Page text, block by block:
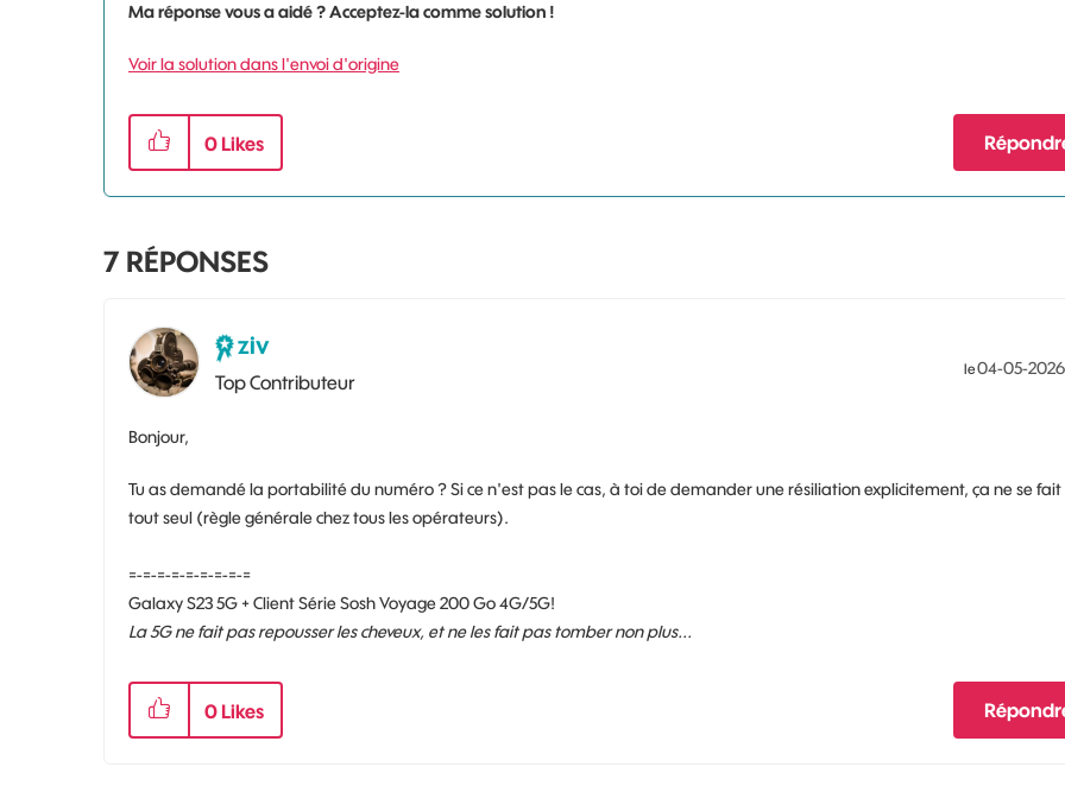
Ma réponse vous a aidé ? Acceptez-la comme solution !
Voir la solution dans l'envoi d'origine
0 Likes
7 RÉPONSES
ziv
Top Contributeur
le‎04-05-2026
Bonjour,
Tu as demandé la portabilité du numéro ? Si ce n'est pas le cas, à toi de demander une résiliation explicitement, ça ne se
tout seul (règle générale chez tous les opérateurs).
=-=-=-=-=-=-=-=-=
Galaxy S23 5G + Client Série Sosh Voyage 200 Go 4G/5G!
La 5G ne fait pas repousser les cheveux, et ne les fait pas tomber non plus...
0 Likes